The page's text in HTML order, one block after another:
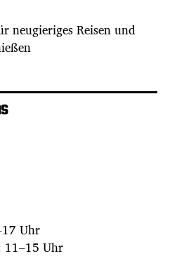
neugieriges Reisen und
Uhr
11–15 Uhr